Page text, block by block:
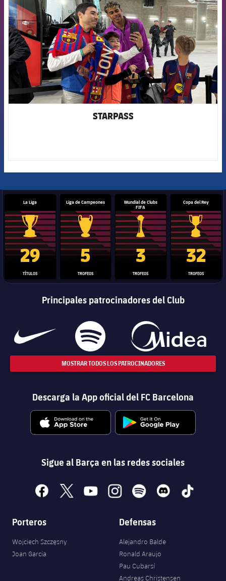
STARPASS
La Liga
Trofeo de La Liga
29
TÍTULOS
Liga de Campeones
Trofeo de la Liga de Campeones
5
TROFEOS
Mundial de Clubs
FIFA
Trofeo del Mundial de
3
TROFEOS
Copa del Rey
Copa del
32
TROFEOS
Principales patrocinadores del Club
MOSTRAR TODOS LOS PATROCINADORES
Descarga la App oficial del FC Barcelona
Sigue al Barça en las redes sociales
facebook
x youtubeinstagramspotify discord tiktok
Porteros
Wojciech Szczęsny
Joan Garcia
Defensas
Alejandro Balde
Ronald Araujo
Pau Cubarsí
Andreas Christensen